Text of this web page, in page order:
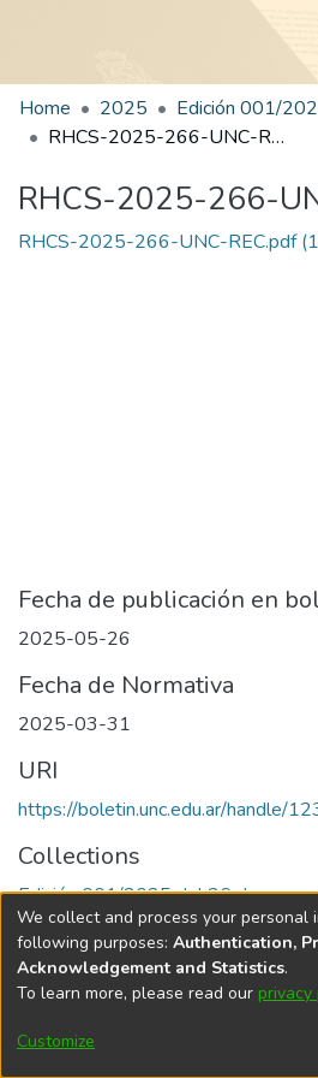
Home 2025
RHCS-2025-266-UNC-REC
RHCS-2025-266-
RHCS-2025-266-UNC-REC.pdf
Fecha de publicación en
2025-05-26
Fecha de Normativa
2025-03-31
URI
https://boletin.unc.edu.ar/handle/
Collections
Edición 001/2025 del 26 de mayo
Universidad
We collect and process your personal
following purposes: Authentication,
Acknowledgement and Statistics.
To learn more, please read our privacy
Customize